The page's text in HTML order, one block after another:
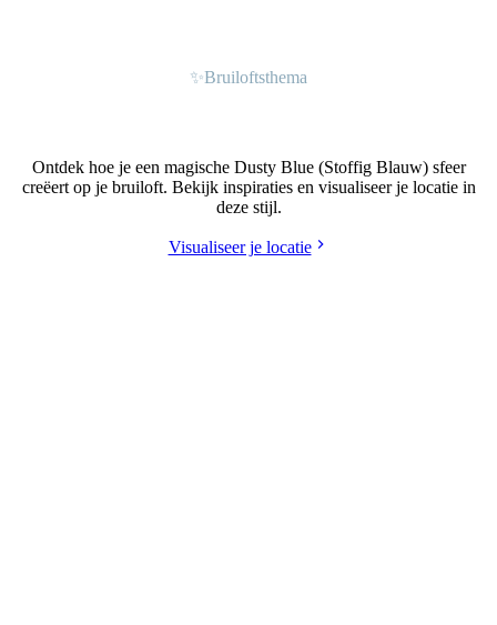
✨Bruiloftsthema
Ontdek hoe je een magische Dusty Blue (Stoffig Blauw) sfeer
creëert op je bruiloft. Bekijk inspiraties en visualiseer je locatie in
deze stijl.
Visualiseer je locatie